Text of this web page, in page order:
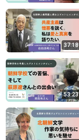
37:18
53:23